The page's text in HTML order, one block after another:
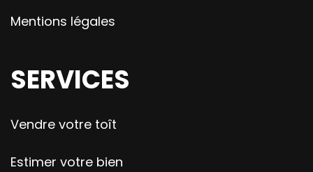
Mentions légales
SERVICES
Vendre votre toît
Estimer votre bien